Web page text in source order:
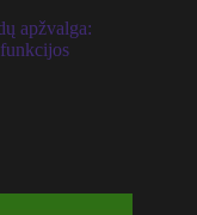
apžvalga: